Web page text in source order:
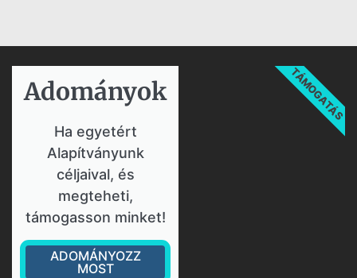
Adományok​
Ha egyetért
Alapítványunk
céljaival, és
megteheti,
támogasson minket!
ADOMÁNYOZZ
MOST
TÁMOGATÁS